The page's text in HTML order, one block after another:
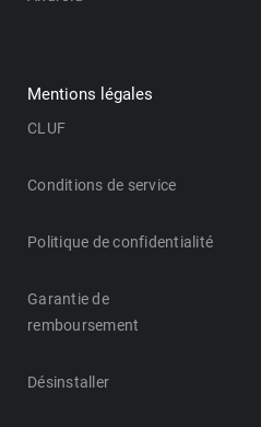
Mentions légales
CLUF
Conditions de service
Politique de confidentialité
Garantie de
remboursement
Désinstaller